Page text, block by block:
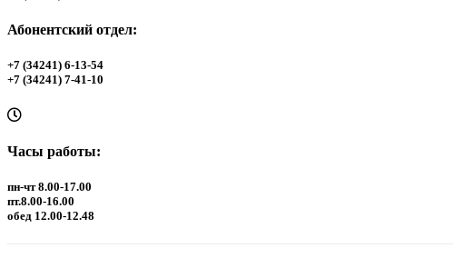
Абонентский отдел:
+7 (34241) 6-13-54
+7 (34241) 7-41-10
Часы работы:
пн-чт 8.00-17.00
пт.8.00-16.00
обед 12.00-12.48